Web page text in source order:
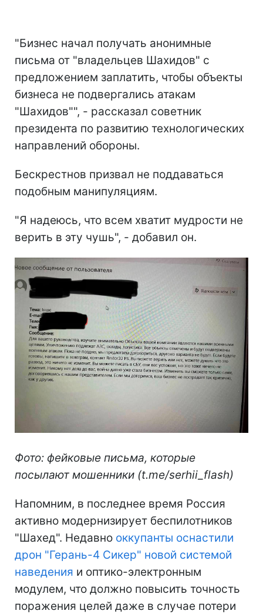
"Бизнес начал получать анонимные
письма от "владельцев Шахидов" с
предложением заплатить, чтобы объекты
бизнеса не подвергались атакам
"Шахидов"", - рассказал советник
президента по развитию технологических
направлений обороны.
Бескрестнов призвал не поддаваться
подобным манипуляциям.
"Я надеюсь, что всем хватит мудрости не
верить в эту чушь", - добавил он.
Фото: фейковые письма, которые
посылают мошенники (t.me/serhii_flash)
Напомним, в последнее время Россия
активно модернизирует беспилотников
"Шахед". Недавно оккупанты оснастили
дрон "Герань-4 Сикер" новой системой
наведения и оптико-электронным
модулем, что должно повысить точность
поражения целей даже в случае потери